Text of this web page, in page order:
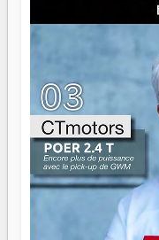
direction peut
là que les aînés
gouvernail, mais pour
ont la force, les
n'est pas un combat
d'équipage. Partagez
Surtout vos échecs,
n'importe quel
Il faut juste
même sens.